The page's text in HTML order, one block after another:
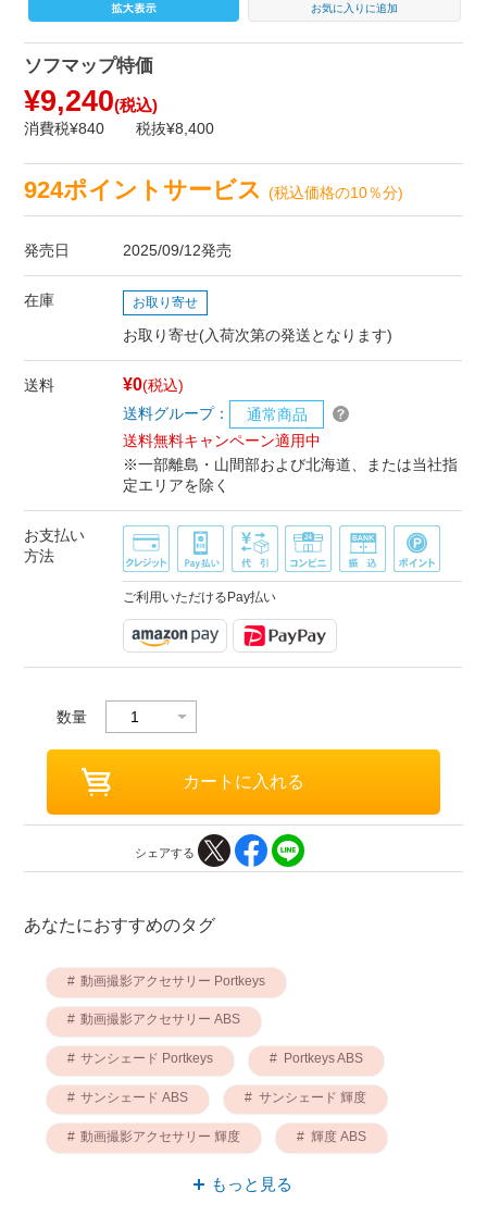
お気に入りに追加
ソフマップ特価
¥9,240(税込)
消費税¥840 税抜¥8,400
924ポイントサービス(税込価格の10％分)
発売日 2025/09/12発売
在庫 お取り寄せ
お取り寄せ(入荷次第の発送となります)
送料 ¥0(税込)
送料グループ：
通常商品
送料無料キャンペーン適用中
※一部離島・山間部および北海道、または当社指
定エリアを除く
お支払い
方法
ご利用いただけるPay払い
数量
シェアする
あなたにおすすめのタグ
動画撮影アクセサリー Portkeys
動画撮影アクセサリー ABS
サンシェード Portkeys Portkeys ABS
サンシェード ABS サンシェード 輝度
動画撮影アクセサリー 輝度 輝度 ABS
もっと見る